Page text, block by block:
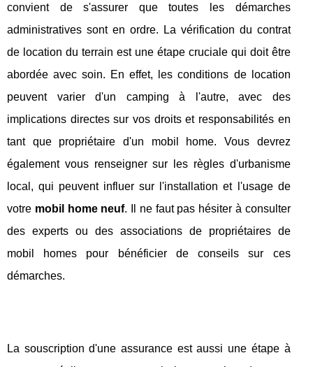
convient de s'assurer que toutes les démarches
administratives sont en ordre. La vérification du contrat
de location du terrain est une étape cruciale qui doit être
abordée avec soin. En effet, les conditions de location
peuvent varier d'un camping à l'autre, avec des
implications directes sur vos droits et responsabilités en
tant que propriétaire d'un mobil home. Vous devrez
également vous renseigner sur les règles d'urbanisme
local, qui peuvent influer sur l'installation et l'usage de
votre mobil home neuf. Il ne faut pas hésiter à consulter
des experts ou des associations de propriétaires de
mobil homes pour bénéficier de conseils sur ces
démarches.
La souscription d'une assurance est aussi une étape à